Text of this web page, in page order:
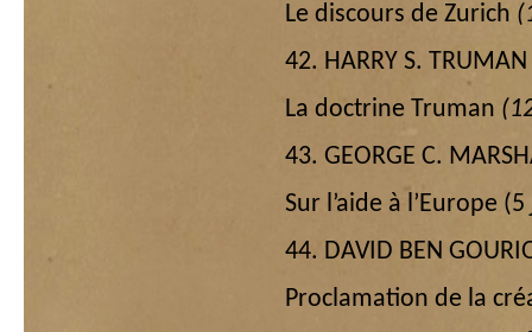
Le discours de Zurich
42. HARRY S. TRUMAN
La doctrine Truman
43. GEORGE C.
Sur l’aide à l’Europe (5
44. DAVID BEN
Proclamation de la